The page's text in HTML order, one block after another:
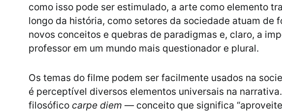
como isso pode ser estimulado, a arte como elemento
longo da história, como setores da sociedade atuam de
novos conceitos e quebras de paradigmas e, claro, a
professor em um mundo mais questionador e plural.
Os temas do filme podem ser facilmente usados na
é perceptível diversos elementos universais na
filosófico carpe diem — conceito que significa “aproveite